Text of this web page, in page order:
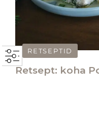
RETSEPTID
Retsept: koha